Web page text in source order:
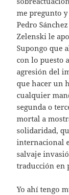
me pregunto
Pedro
Zelenski le
Supongo que
con lo puesto
agresión del
que hacer un
cualquier
segunda o
mortal a
solidaridad,
internacional
salvaje
traducción en
Yo ahí tengo